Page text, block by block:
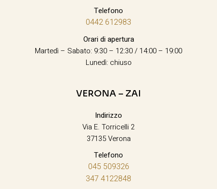
Telefono
0442 612983
Orari di apertura
Martedì – Sabato: 9:30 – 12:30 / 14:00 – 19:00
Lunedì: chiuso
VERONA – ZAI
Indirizzo
Via E. Torricelli 2
37135 Verona
Telefono
045 509326
347 4122848